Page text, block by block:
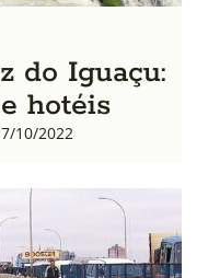
do Iguaçu:
hotéis
10/2022